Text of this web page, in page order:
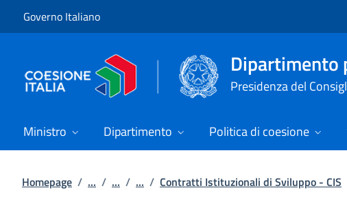
Governo Italiano
Dipartimento
Presidenza del
Ministro Dipartimento Politica di coesione
Homepage / ... / ... / ... / Contratti Istituzionali di Sviluppo - CIS